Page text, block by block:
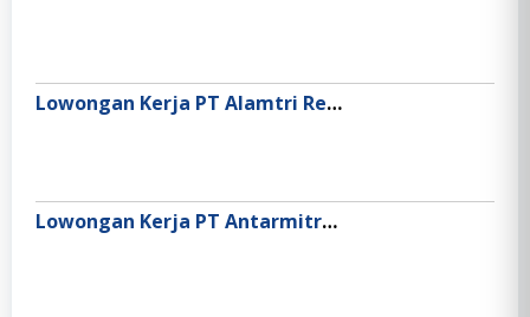
Lowongan Kerja PT Alamtri Resources Indonesia Tbk
Lowongan Kerja PT Antarmitra Sembada